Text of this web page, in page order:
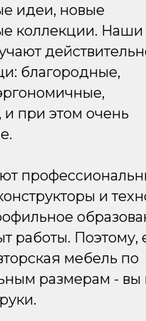
идеи, новые
коллекции. Наши
благородные,
при этом очень
и
работы. Поэтому,
мебель по
размерам - вы